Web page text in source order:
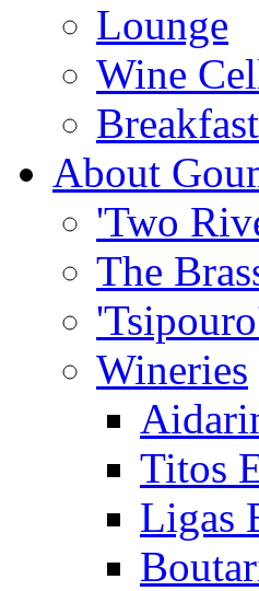
Lounge
Wine
About
'Two
The
Wineries
Titos
Ligas